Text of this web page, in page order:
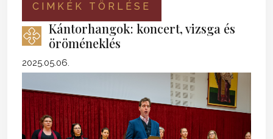
CIMKÉK TÖRLÉSE
Kántorhangok: koncert, vizsga és
öröméneklés
2025.05.06.